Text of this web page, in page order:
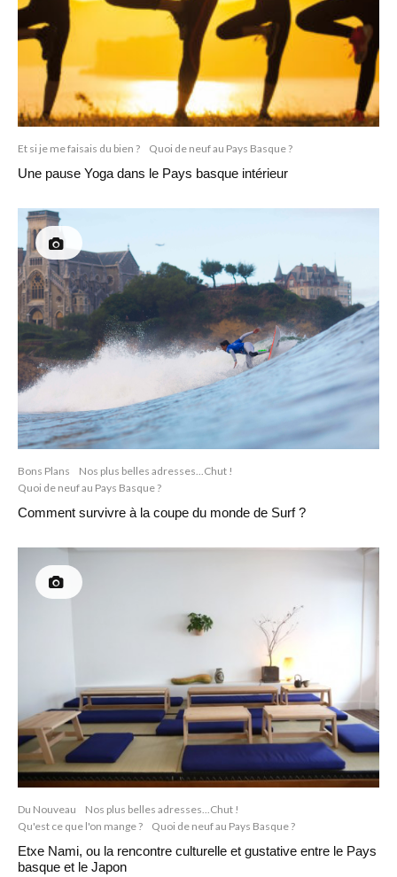
Et si je me faisais du bien ? Quoi de neuf au Pays Basque ?
Une pause Yoga dans le Pays basque intérieur
Bons Plans
Nos plus belles adresses...Chut !
Quoi de neuf au Pays Basque ?
Comment survivre à la coupe du monde de Surf ?
Du Nouveau
Nos plus belles adresses...Chut !
Qu'est ce que l'on mange ?
Quoi de neuf au Pays Basque ?
Etxe Nami, ou la rencontre culturelle et gustative entre le Pays
basque et le Japon